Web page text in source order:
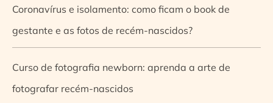
Coronavírus e isolamento: como ficam o book de
gestante e as fotos de recém-nascidos?
Curso de fotografia newborn: aprenda a arte de
fotografar recém-nascidos